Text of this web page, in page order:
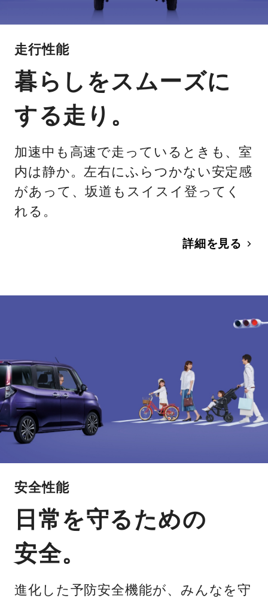
走行性能
暮らしをスムーズに
する走り。
加速中も高速で走っているときも、室
内は静か。左右にふらつかない安定感
があって、坂道もスイスイ登ってく
れる。
詳細を見る
安全性能
日常を守るための
安全。
進化した予防安全機能が、みんなを守